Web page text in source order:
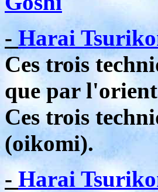
- Harai
Ces trois
que par
Ces trois
(oikomi).
- Harai